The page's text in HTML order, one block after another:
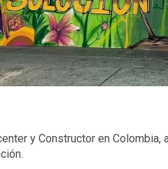
y Constructor en